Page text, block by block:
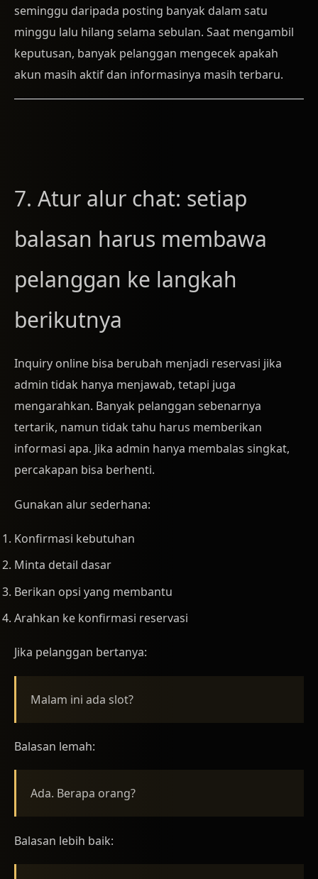
seminggu daripada posting banyak dalam satu
minggu lalu hilang selama sebulan. Saat mengambil
keputusan, banyak pelanggan mengecek apakah
akun masih aktif dan informasinya masih terbaru.
7. Atur alur chat: setiap
balasan harus membawa
pelanggan ke langkah
berikutnya
Inquiry online bisa berubah menjadi reservasi jika
admin tidak hanya menjawab, tetapi juga
mengarahkan. Banyak pelanggan sebenarnya
tertarik, namun tidak tahu harus memberikan
informasi apa. Jika admin hanya membalas singkat,
percakapan bisa berhenti.
Gunakan alur sederhana:
Konfirmasi kebutuhan
Minta detail dasar
Berikan opsi yang membantu
Arahkan ke konfirmasi reservasi
Jika pelanggan bertanya:
Malam ini ada slot?
Balasan lemah:
Ada. Berapa orang?
Balasan lebih baik: